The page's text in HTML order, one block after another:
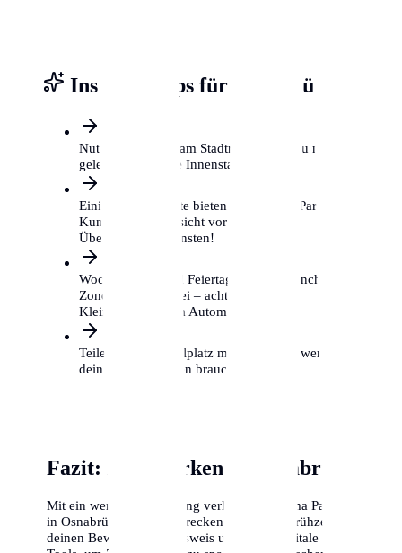
Insider-Tipps für Osnabrück
Nutze P+R Plätze am Stadtrand, wenn du nur
gelegentlich in die Innenstadt musst.
Einige Supermärkte bieten kostenloses Parken für
Kunden, aber Vorsicht vor privaten
Überwachungsdiensten!
Wochenenden und Feiertage sind in manchen
Zonen gebührenfrei – achte auf das
Kleingedruckte am Automaten.
Teile dir einen Stellplatz mit Nachbarn, wenn du
dein Auto nur selten brauchst.
Fazit: Klug parken in Osnabrück
Mit ein wenig Vorbereitung verliert das Thema Parken
in Osnabrück seinen Schrecken. Beantrage frühzeitig
deinen Bewohnerparkausweis und nutze digitale